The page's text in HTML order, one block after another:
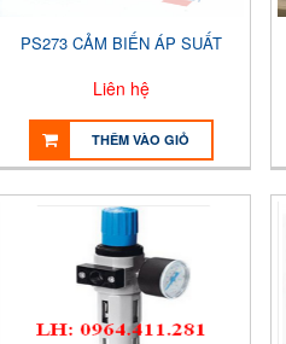
PS273 CẢM BIẾN ÁP SUẤT
Liên hệ
THÊM VÀO GIỎ